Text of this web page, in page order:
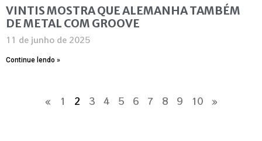
VINTIS MOSTRA QUE ALEMANHA TAMBÉM
DE METAL COM GROOVE
11 de junho de 2025
Continue lendo »
« 1 2 3 4 5 6 7 8 9 10 »